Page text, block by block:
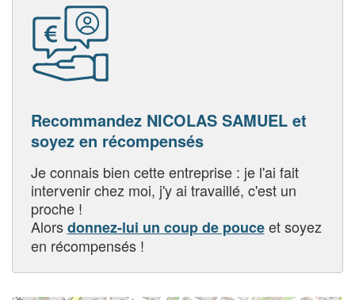
Recommandez NICOLAS SAMUEL et
soyez en récompensés
Je connais bien cette entreprise : je l'ai fait
intervenir chez moi, j'y ai travaillé, c'est un
proche !
Alorsdonnez-lui un coup de pouceet soyez
en récompensés !